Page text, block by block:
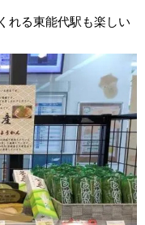
れる東能代駅も楽しい